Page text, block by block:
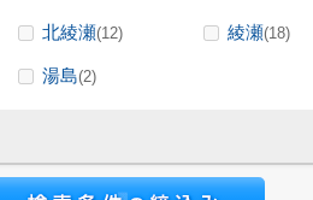
北綾瀬(12) 綾瀬(18)
湯島(2)